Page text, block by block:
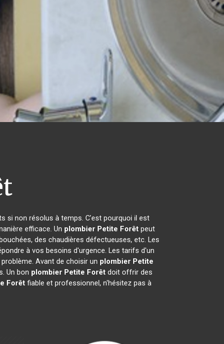
si non résolus à temps. C'est pourquoi il est
efficace. Un plombier Petite Forêtpeut
des chaudières défectueuses, etc. Les
à vos besoins d'urgence. Les tarifs d'un
Avant de choisir un plombier Petite
Un bon plombier Petite Forêt doit offrir des
Forêtfiable et professionnel, n'hésitez pas à